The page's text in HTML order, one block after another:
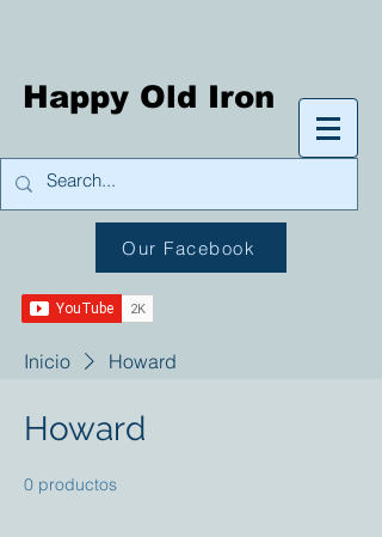
Happy Old Iron
Our Facebook
Inicio Howard
Howard
0 productos